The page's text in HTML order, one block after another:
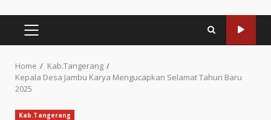
PRIMARY
MENU
Home
Kab.Tangerang
Kepala Desa Jambu Karya Mengucapkan Selamat Tahun Baru
2025
Kab.Tangerang